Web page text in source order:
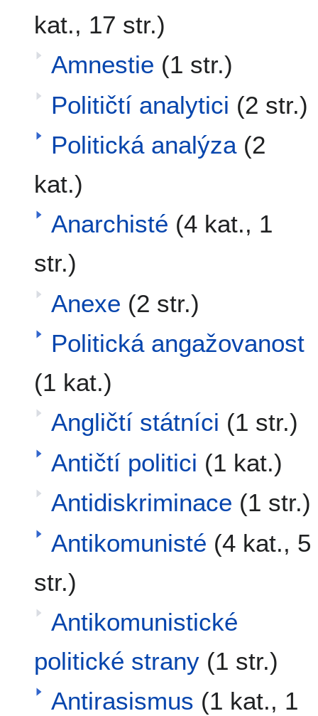
kat., 17 str.)
Amnestie (1 str.)
Političtí analytici (2 str.)
Politická analýza (2
kat.)
Anarchisté (4 kat., 1
str.)
Anexe (2 str.)
Politická angažovanost
(1 kat.)
Angličtí státníci (1 str.)
Antičtí politici (1 kat.)
Antidiskriminace (1 str.)
Antikomunisté (4 kat., 5
str.)
Antikomunistické
politické strany (1 str.)
Antirasismus (1 kat., 1